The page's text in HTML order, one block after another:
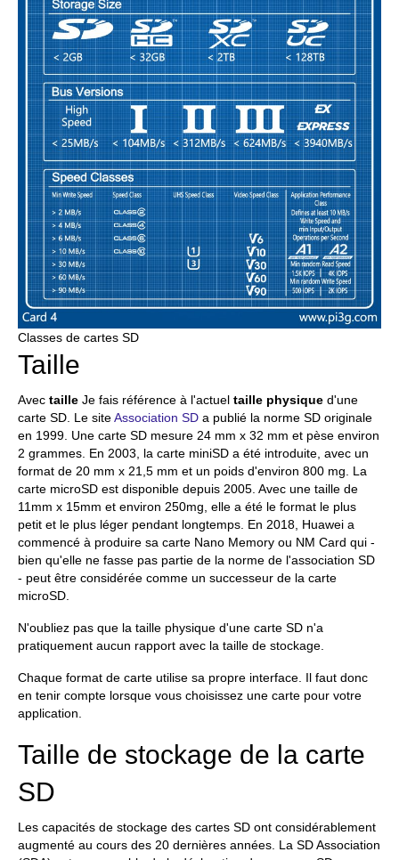
Classes de cartes SD
Taille
Avec taille Je fais référence à l'actuel taille physique d'une
carte SD. Le siteAssociation SD a publié la norme SD originale
en 1999. Une carte SD mesure 24 mm x 32 mm et pèse environ
2 grammes. En 2003, la carte miniSD a été introduite, avec un
format de 20 mm x 21,5 mm et un poids d'environ 800 mg. La
carte microSD est disponible depuis 2005. Avec une taille de
11mm x 15mm et environ 250mg, elle a été le format le plus
petit et le plus léger pendant longtemps. En 2018, Huawei a
commencé à produire sa carte Nano Memory ou NM Card qui -
bien qu'elle ne fasse pas partie de la norme de l'association SD
- peut être considérée comme un successeur de la carte
microSD.
N'oubliez pas que la taille physique d'une carte SD n'a
pratiquement aucun rapport avec la taille de stockage.
Chaque format de carte utilise sa propre interface. Il faut donc
en tenir compte lorsque vous choisissez une carte pour votre
application.
Taille de stockage de la carte
SD
Les capacités de stockage des cartes SD ont considérablement
augmenté au cours des 20 dernières années. La SD Association